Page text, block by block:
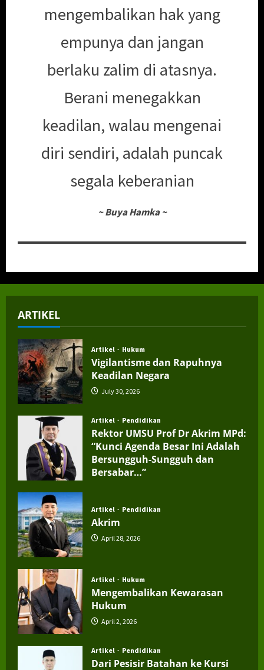
mengembalikan hak yang
empunya dan jangan
berlaku zalim di atasnya.
Berani menegakkan
keadilan, walau mengenai
diri sendiri, adalah puncak
segala keberanian
~ Buya Hamka ~
ARTIKEL
Artikel Hukum
Vigilantisme dan Rapuhnya
Keadilan Negara
July 30, 2026
Artikel Pendidikan
Rektor UMSU Prof Dr Akrim MPd:
“Kunci Agenda Besar Ini Adalah
Bersungguh-Sungguh dan
Bersabar…”
Artikel Pendidikan
Akrim
April 28, 2026
Artikel Hukum
Mengembalikan Kewarasan
Hukum
April 2, 2026
Artikel Pendidikan
Dari Pesisir Batahan ke Kursi